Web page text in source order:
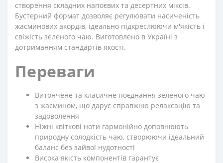
створення складних напоєвих та десертних міксів.
Бустерний формат дозволяє регулювати насиченість
жасминових акордів, ідеально підкреслюючи м'якість і
свіжість зеленого чаю. Виготовлено в Україні з
дотриманням стандартів якості.
Переваги
Витончене та класичне поєднання зеленого чаю
з жасмином, що дарує справжню релаксацію та
задоволення
Ніжні квіткові ноти гармонійно доповнюють
природну солодкість чаю, створюючи ідеальний
баланс без зайвої нудотності
Висока якість компонентів гарантує